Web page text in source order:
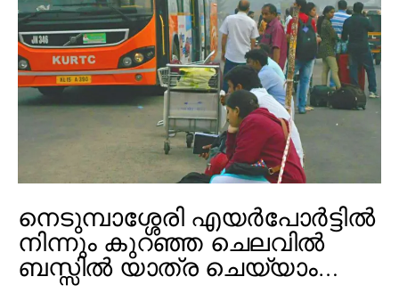
നെടുമ്പാശ്ശേരി എയർപോർട്ടിൽ
നിന്നും കുറഞ്ഞ ചെലവിൽ
ബസ്സിൽ യാത്ര ചെയ്യാം…